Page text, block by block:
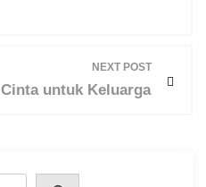
NEXT POST
untuk Keluarga